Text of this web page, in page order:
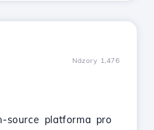
Názory 1,476
source platforma pro